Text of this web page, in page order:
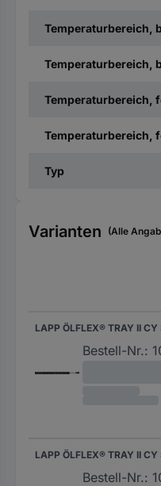
Temperaturbereich,
Temperaturbereich,
Temperaturbereich,
Temperaturbereich,
Typ
Varianten (Alle
Bestell-Nr.:
Bestell-Nr.: